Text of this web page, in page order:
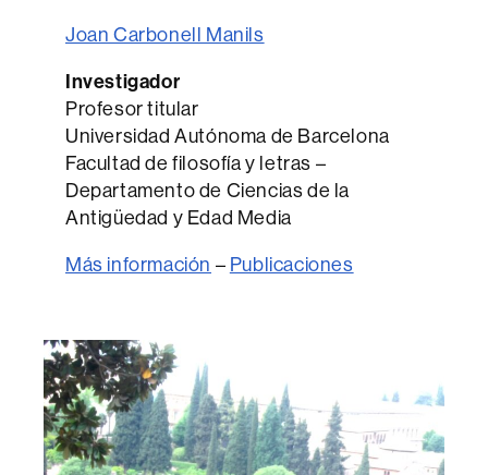
Joan Carbonell Manils
Investigador
Profesor titular
Universidad Autónoma de Barcelona
Facultad de filosofía y letras –
Departamento de Ciencias de la
Antigüedad y Edad Media
Más información – Publicaciones